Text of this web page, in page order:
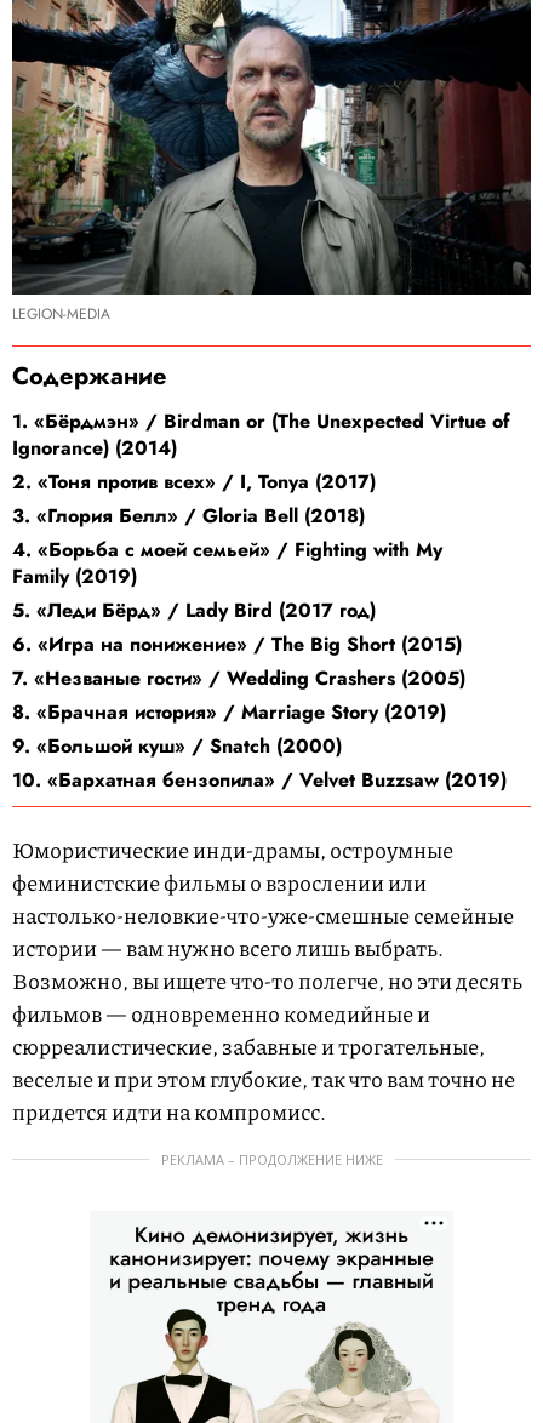
LEGION-MEDIA
Содержание
1. «Бёрдмэн» / Birdman or (The Unexpected Virtue of
Ignorance) (2014)
2. «Тоня против всех» / I, Tonya (2017)
3. «Глория Белл» / Gloria Bell (2018)
4. «Борьба с моей семьей» / Fighting with My
Family (2019)
5. «Леди Бёрд» / Lady Bird (2017 год)
6. «Игра на понижение» / The Big Short (2015)
7. «Незваные гости» / Wedding Crashers (2005)
8. «Брачная история» / Marriage Story (2019)
9. «Большой куш» / Snatch (2000)
10. «Бархатная бензопила» / Velvet Buzzsaw (2019)
Юмористические инди-драмы, остроумные
феминистские фильмы о взрослении или
настолько-неловкие-что-уже-смешные семейные
истории — вам нужно всего лишь выбрать.
Возможно, вы ищете что-то полегче, но эти десять
фильмов — одновременно комедийные и
сюрреалистические, забавные и трогательные,
веселые и при этом глубокие, так что вам точно не
придется идти на компромисс.
РЕКЛАМА – ПРОДОЛЖЕНИЕ НИЖЕ